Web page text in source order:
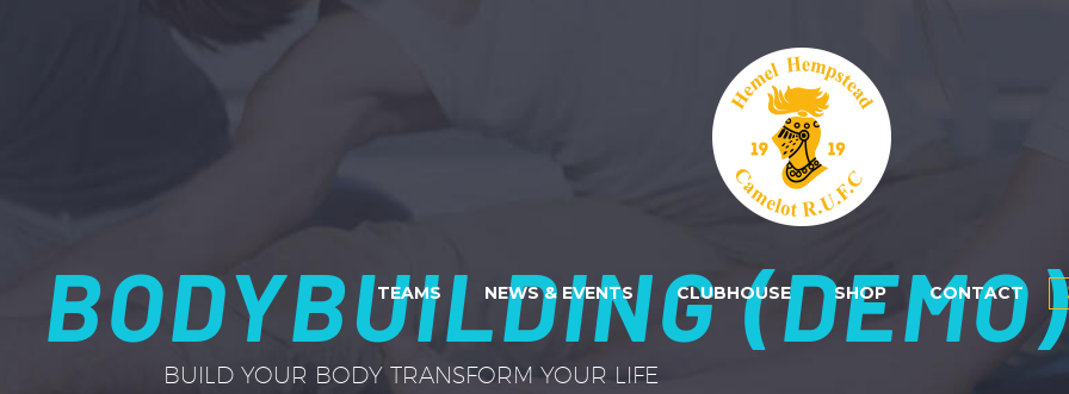
TEAMS NEWS & EVENTS CLUBHOUSE SHOP CONTACT
BODYBUILDING (DEMO)
BUILD YOUR BODY TRANSFORM YOUR LIFE